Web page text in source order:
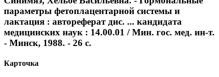
параметры фетоплацентарной системы и
лактация : автореферат дис. ... кандидата
медицинских наук : 14.00.01 / Мин. гос. мед. ин-т.
- Минск, 1988. - 26 с.
Карточка